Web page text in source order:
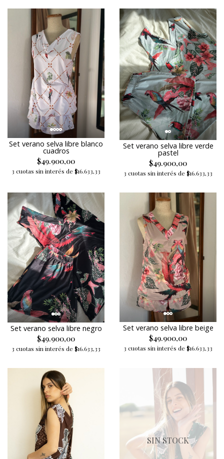
Set verano selva libre blanco
cuadros
$49.900,00
3 cuotas sin interés de $16.633,33
Set verano selva libre verde
pastel
$49.900,00
3 cuotas sin interés de $16.633,33
Set verano selva libre negro
$49.900,00
3 cuotas sin interés de $16.633,33
Set verano selva libre beige
$49.900,00
3 cuotas sin interés de $16.633,33
SIN STOCK